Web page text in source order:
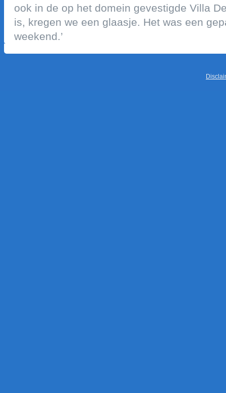
ook in de op het domein gevestigde villa
is, kregen we een glaasje. het was een
weekend.’